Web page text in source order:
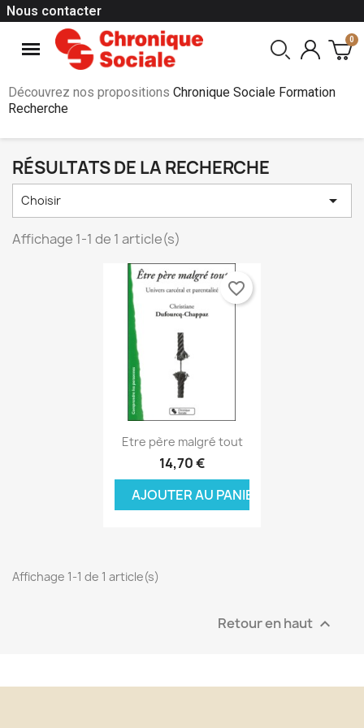
Nous contacter
Découvrez nos propositions Chronique Sociale Formation
Recherche
RÉSULTATS DE LA RECHERCHE
Choisir 
Affichage 1-1 de 1 article(s)
 Aperçu rapide
Etre père malgré tout
14,70 €
AJOUTER AU PANIER
favorite_border
Affichage 1-1 de 1 article(s)
Retour en haut 